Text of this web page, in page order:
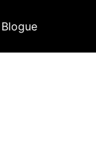
Blogue